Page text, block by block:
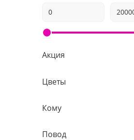
Акция
Цветы
Кому
Повод